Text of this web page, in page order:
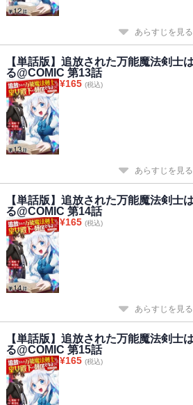
あらすじを見る
【単話版】追放された万能魔法剣士
る@COMIC 第13話
¥165 (税込)
あらすじを見る
【単話版】追放された万能魔法剣士
る@COMIC 第14話
¥165 (税込)
あらすじを見る
【単話版】追放された万能魔法剣士
る@COMIC 第15話
¥165 (税込)